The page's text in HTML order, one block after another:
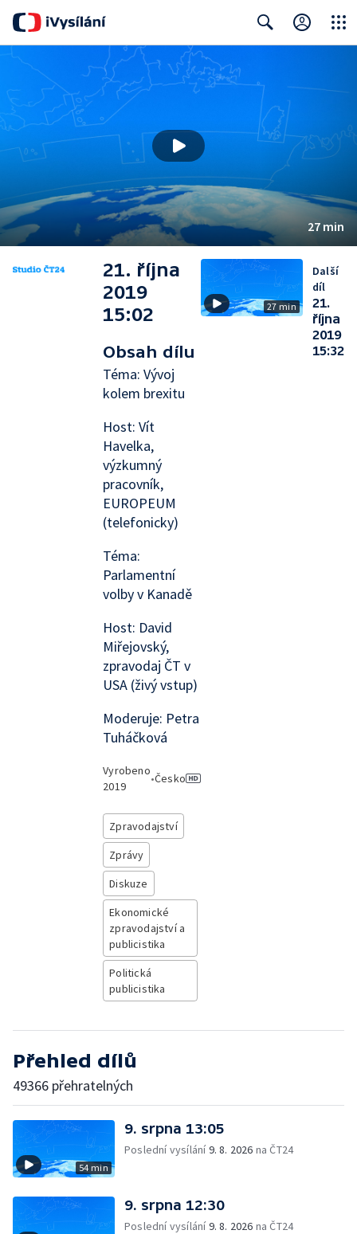
27 min
21. října
2019
15:02
Obsah dílu
Téma: Vývoj
kolem brexitu
Host: Vít
Havelka,
výzkumný
pracovník,
EUROPEUM
(telefonicky)
Téma:
Parlamentní
volby v Kanadě
Host: David
Miřejovský,
zpravodaj ČT v
USA (živý vstup)
Moderuje: Petra
Tuháčková
Vyrobeno
2019
•Česko
Zpravodajství
Zprávy
Diskuze
Ekonomické
zpravodajství a
publicistika
Politická
publicistika
27 min
Další
díl
21.
října
2019
15:32
Přehled dílů
49366 přehratelných
54 min
9. srpna 13:05
Poslední vysílání9. 8. 2026 na ČT24
9. srpna 12:30
Poslední vysílání9. 8. 2026 na ČT24